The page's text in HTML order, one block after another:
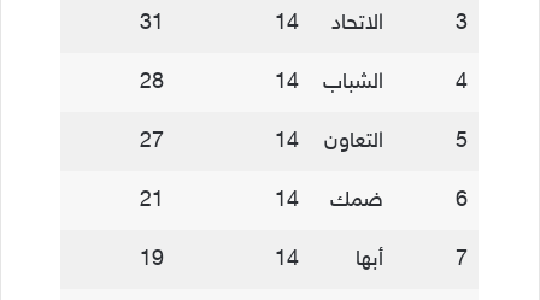
3 الاتحاد 14
31
4 الشباب 14
28
5 التعاون 14
27
6 ضمك 14
21
7 أبها 14
19